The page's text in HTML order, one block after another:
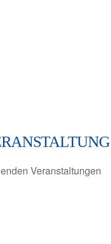
Veranstaltungen